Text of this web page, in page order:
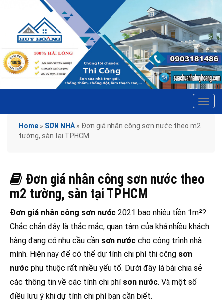
Home » SƠN NHÀ » Đơn giá nhân công sơn nước theo m2
tường, sàn tại TPHCM
Đơn giá nhân công sơn nước theo
m2 tường, sàn tại TPHCM
Đơn giá nhân công sơn nước 2021 bao nhiêu tiền 1m²?
Chắc chắn đây là thắc mắc, quan tâm của khá nhiều khách
hàng đang có nhu cầu cần sơn nước cho công trình nhà
mình. Hiện nay để có thể dự tính chi phí thi công sơn
nước phụ thuộc rất nhiều yếu tố. Dưới đây là bài chia sẻ
các thông tin về các tính chi phí sơn nước. Và một số
điều lưu ý khi dự tính chi phí bạn cần biết.